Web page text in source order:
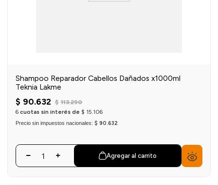
Shampoo Reparador Cabellos Dañados x1000ml
Teknia Lakme
$ 90.632 $ 113.290
6 cuotas sin interés de $ 15.106
Precio sin impuestos nacionales: $ 90.632
Agregar al carrito